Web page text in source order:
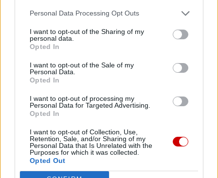
Personal Data Processing Opt Outs
I want to opt-out of the Sharing of my
personal data.
Opted In
I want to opt-out of the Sale of my
Personal Data.
Opted In
I want to opt-out of processing my
Personal Data for Targeted Advertising.
Opted In
I want to opt-out of Collection, Use,
Retention, Sale, and/or Sharing of my
Personal Data that Is Unrelated with the
Purposes for which it was collected.
Opted Out
Wielka radość być w rodzinie
pallotyńskiej
W Afryce wciąż często dominuje obraz Kościoła jako
struktury hierarchicznej, na kształt piramidy – mówi bp
Bruno Ateba Edo z Kamerunu – jedyny afrykański biskup
uczestniczący w spotkaniu. „Tymczasem charyzmat
pallotyński przypomina nam, że wszyscy jesteśmy Ludem
Bożym pielgrzymującym razem. Dlatego powinniśmy
dodaje.
Jak mówi, wielką radością było również doświadczenie
braterskiej komunii oraz spotkanie współbraci z Ameryki